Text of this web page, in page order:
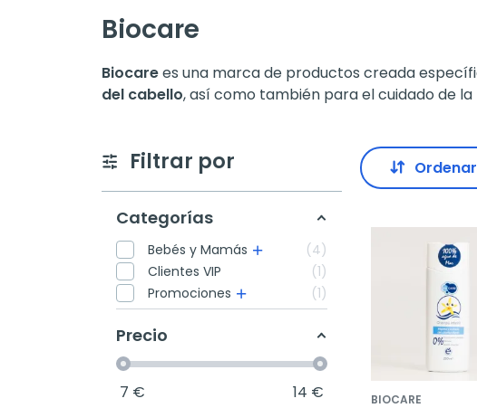
Biocare
Biocarees una marca de productos creada
del cabello, así como también para el cuidado de la
Filtrar por
Categorías
Bebés y Mamás
4
Clientes VIP
1
Promociones
1
Precio
7 € 14 €
Ordenar
BIOCARE